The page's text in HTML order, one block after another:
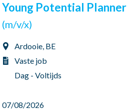
Young Potential Planner
(m/v/x)
Ardooie, BE
Vaste job
Dag - Voltijds
07/08/2026